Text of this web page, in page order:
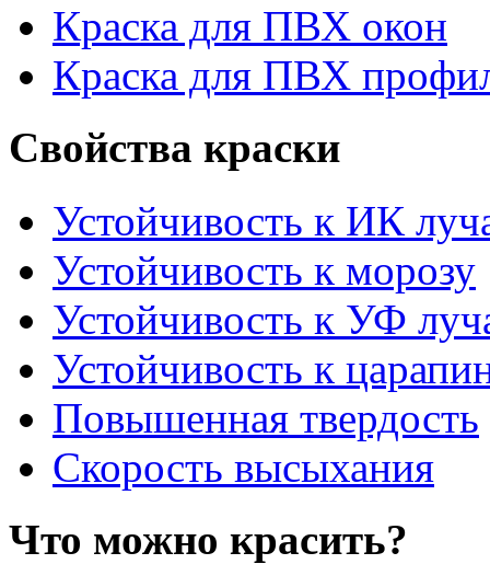
Краска для ПВХ окон
Краска для ПВХ
Свойства краски
Устойчивость к ИК
Устойчивость к морозу
Устойчивость к УФ
Устойчивость к
Повышенная твердость
Скорость высыхания
Что можно красить?